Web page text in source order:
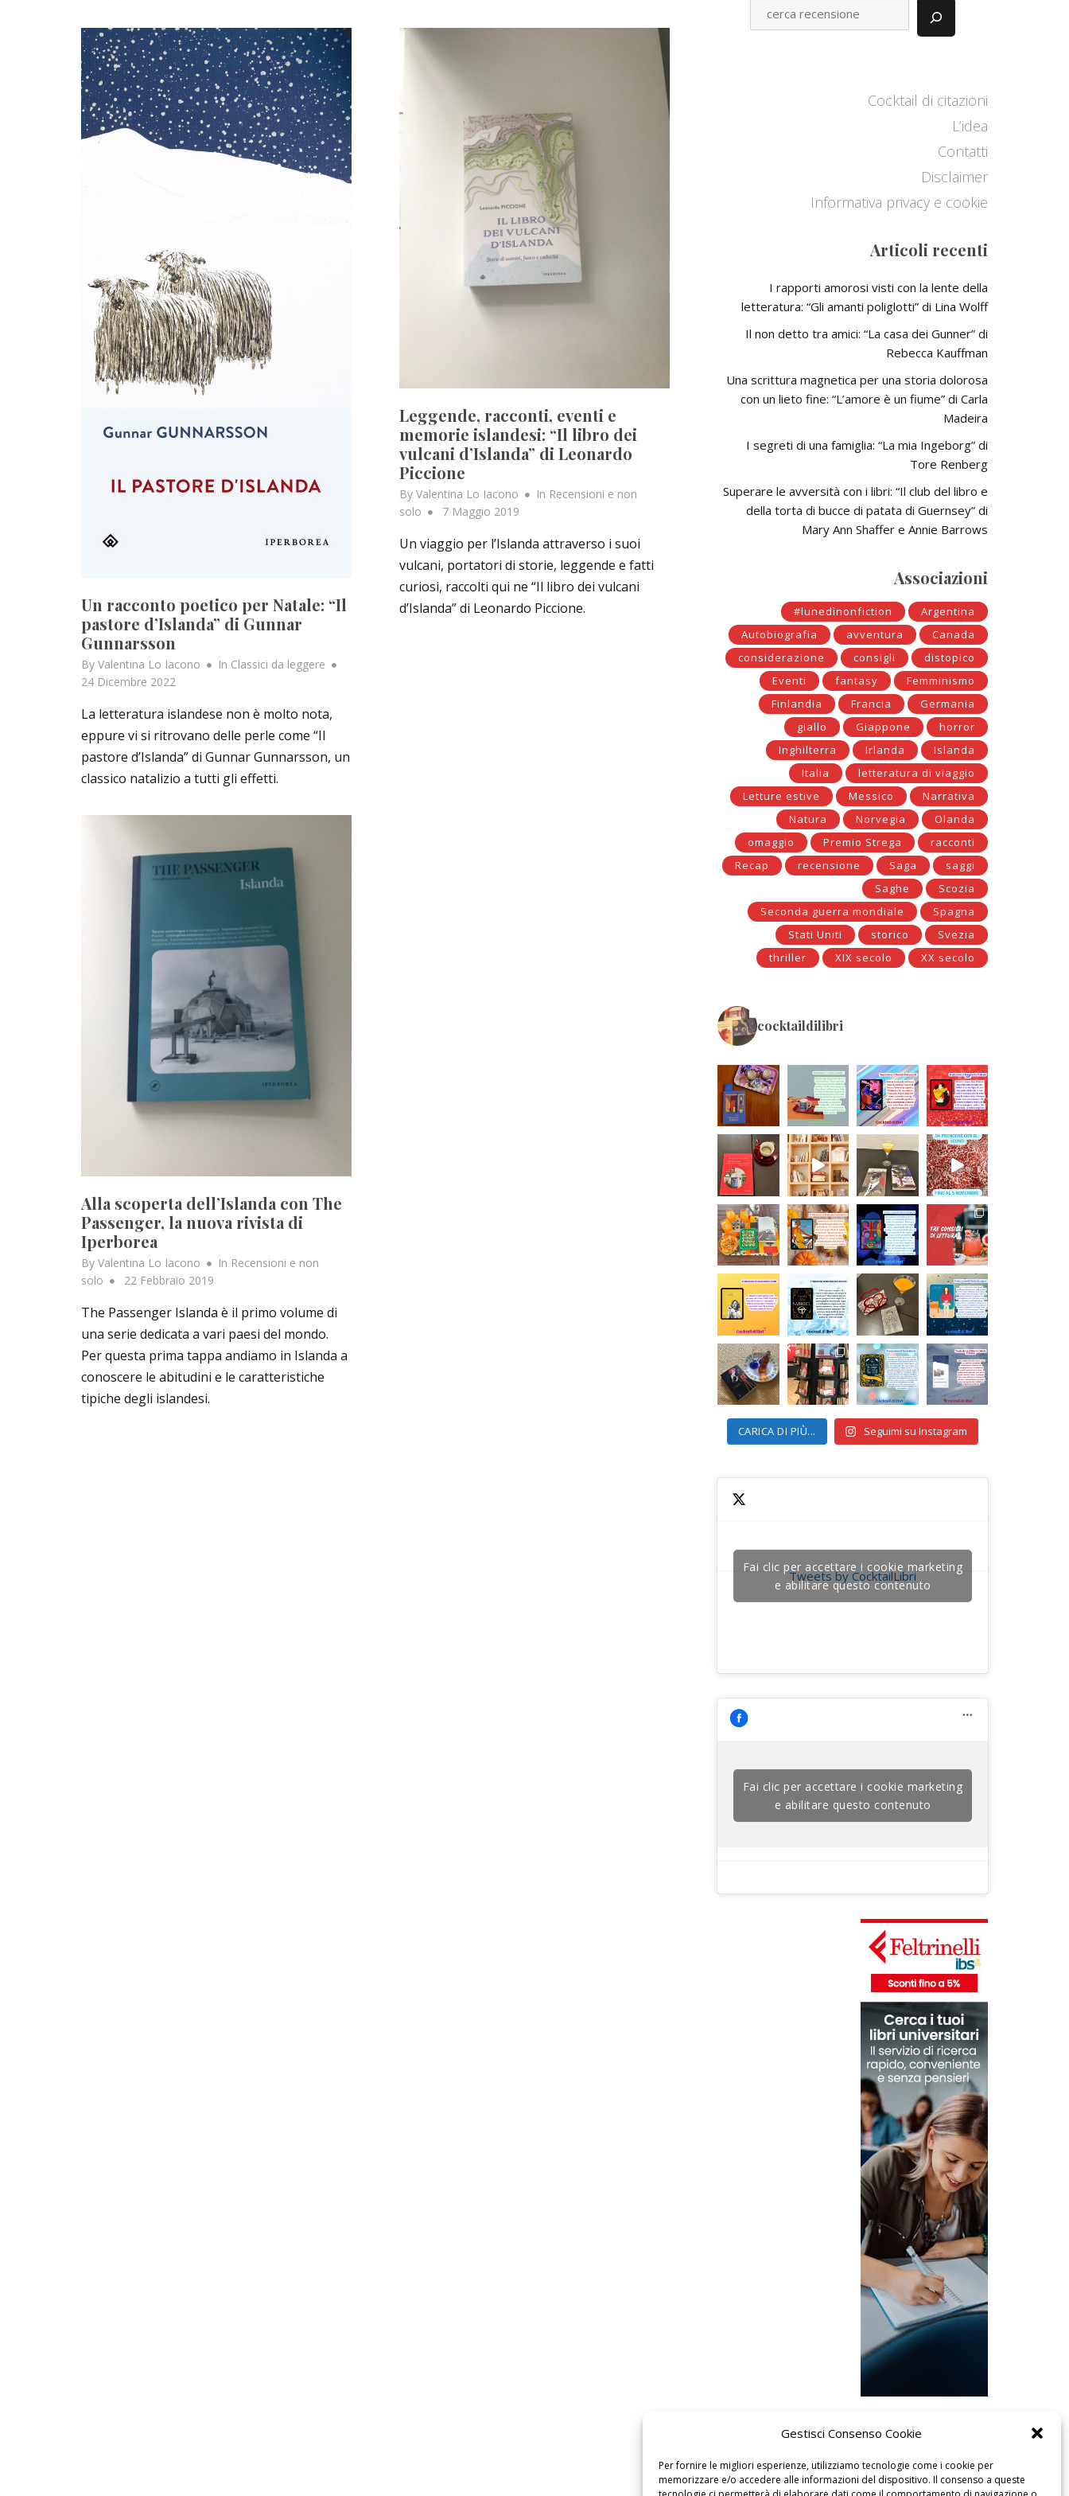
Gestisci Consenso Cookie
Per fornire le migliori esperienze, utilizziamo tecnologie come i cookie per
memorizzare e/o accedere alle informazioni del dispositivo. Il consenso a queste
Un racconto poetico per Natale: “Il
pastore d’Islanda” di Gunnar
Gunnarsson
By Valentina Lo Iacono In Classici da leggere
24 Dicembre 2022
La letteratura islandese non è molto nota,
eppure vi si ritrovano delle perle come “Il
pastore d’Islanda” di Gunnar Gunnarsson, un
classico natalizio a tutti gli effetti.
Leggende, racconti, eventi e
memorie islandesi: “Il libro dei
vulcani d’Islanda” di Leonardo
Piccione
By Valentina Lo Iacono In Recensioni e non
solo
Posted
7 Maggio 2019
Un viaggio per l’Islanda attraverso i suoi
vulcani, portatori di storie, leggende e fatti
curiosi, raccolti qui ne “Il libro dei vulcani
d’Islanda” di Leonardo Piccione.
Alla scoperta dell’Islanda con The
Passenger, la nuova rivista di
Iperborea
By Valentina Lo Iacono In Recensioni e non
solo
Posted
22 Febbraio 2019
The Passenger Islanda è il primo volume di
una serie dedicata a vari paesi del mondo.
Per questa prima tappa andiamo in Islanda a
conoscere le abitudini e le caratteristiche
tipiche degli islandesi.
Cocktail di citazioni
L’idea
Contatti
Disclaimer
Informativa privacy e cookie
Articoli recenti
I rapporti amorosi visti con la lente della
letteratura: “Gli amanti poliglotti” di Lina Wolff
Il non detto tra amici: “La casa dei Gunner” di
Rebecca Kauffman
Una scrittura magnetica per una storia dolorosa
con un lieto fine: “L’amore è un fiume” di Carla
Madeira
I segreti di una famiglia: “La mia Ingeborg” di
Tore Renberg
Superare le avversità con i libri: “Il club del libro e
della torta di bucce di patata di Guernsey” di
Mary Ann Shaffer e Annie Barrows
Associazioni
#lunedìnonfiction
Argentina
Autobiografia
avventura
Canada
considerazione
consigli
distopico
Eventi
fantasy
Femminismo
Finlandia
Francia
Germania
giallo
Giappone
horror
Inghilterra
Irlanda
Islanda
Italia
letteratura di viaggio
Letture estive
Messico
Narrativa
Natura
Norvegia
Olanda
omaggio
Premio Strega
racconti
Recap
recensione Saga
saggi
Saghe
Scozia
Seconda guerra mondiale
Spagna
Stati Uniti
storico
Svezia
thriller
XIX secolo XX secolo
cocktaildilibri
CARICA DI PIÙ... Seguimi su Instagram
Tweets by CocktailLibri
Fai clic per accettare i cookie marketing
e abilitare questo contenuto
Fai clic per accettare i cookie marketing
e abilitare questo contenuto